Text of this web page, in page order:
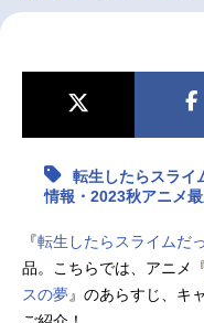
最新記事一覧
アニメ記事一覧
アニメ映画一覧
転生したらスライ
情報・2023秋アニメ
『転生したらスライムだ
品。こちらでは、アニメ
スの夢』のあらすじ、キ